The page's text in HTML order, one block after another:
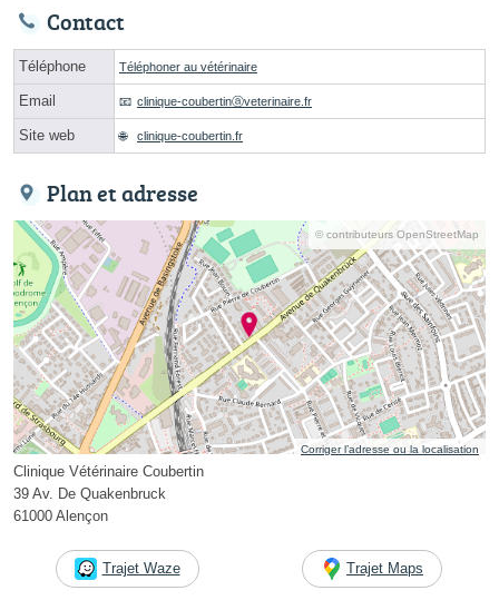
Contact
Téléphone Téléphoner au vétérinaire
Email clinique-coubertinⓐveterinaire.fr
Site web clinique-coubertin.fr
Plan et adresse
© contributeurs OpenStreetMap
Corriger l’adresse ou la localisation
Clinique Vétérinaire Coubertin
39 Av. De Quakenbruck
61000 Alençon
Trajet Waze Trajet Maps